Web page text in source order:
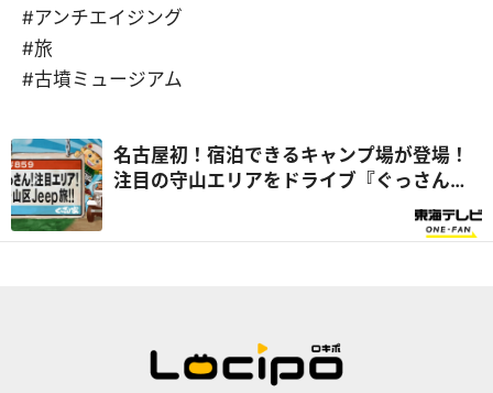
#アンチエイジング
#旅
#古墳ミュージアム
名古屋初！宿泊できるキャンプ場が登場！
注目の守山エリアをドライブ『ぐっさん